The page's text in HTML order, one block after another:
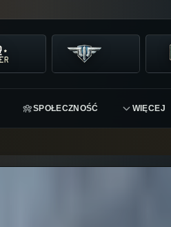
SPOŁECZNOŚĆ WIĘCEJ